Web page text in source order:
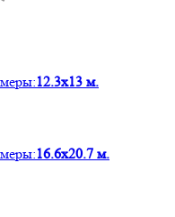
12.3х13 м.
16.6х20.7 м.